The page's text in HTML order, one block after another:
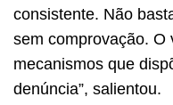
consistente. Não
sem comprovação. O
mecanismos que
denúncia”, salientou.